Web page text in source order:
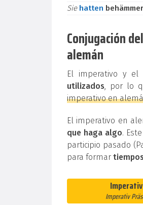
Sie hatten
Conjugación
alemán
El imperativo y el
utilizados, por lo
imperativo en
El imperativo en
que haga algo.
participio pasado
para formar
Imperativ